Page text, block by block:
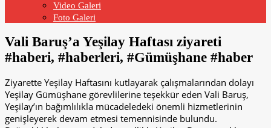
Video Galeri
Foto Galeri
Vali Baruş’a Yeşilay Haftası ziyareti
#haberi, #haberleri, #Gümüşhane #haber
Ziyarette Yeşilay Haftasını kutlayarak çalışmalarından dolayı
Yeşilay Gümüşhane görevlilerine teşekkür eden Vali Baruş,
Yeşilay’ın bağımlılıkla mücadeledeki önemli hizmetlerinin
genişleyerek devam etmesi temennisinde bulundu.